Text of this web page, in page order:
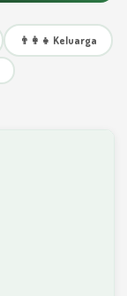
👨‍👩‍👧 Keluarga